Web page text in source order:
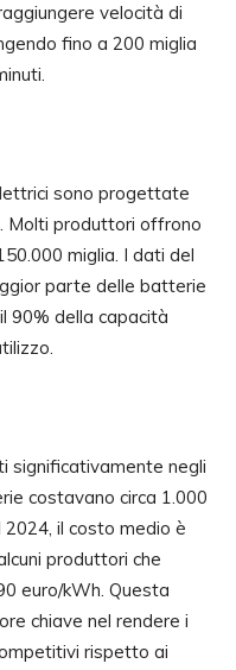
velocità di
fino a 200 miglia
sono progettate
Molti produttori offrono
miglia. I dati del
parte delle batterie
90% della capacità
significativamente negli
costavano circa 1.000
il costo medio è
produttori che
euro/kWh. Questa
chiave nel rendere i
rispetto ai